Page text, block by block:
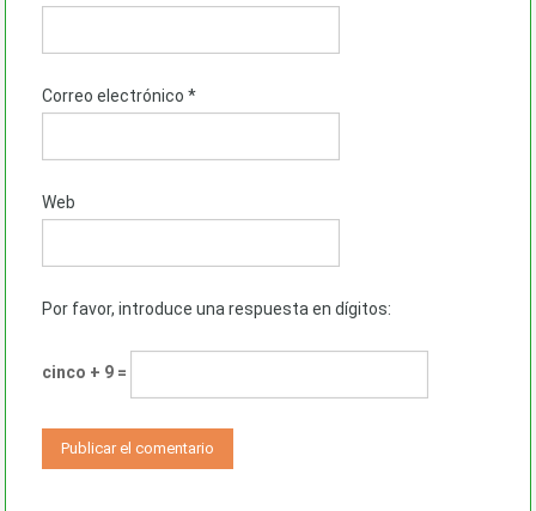
Correo electrónico *
Web
Por favor, introduce una respuesta en dígitos:
cinco + 9 =